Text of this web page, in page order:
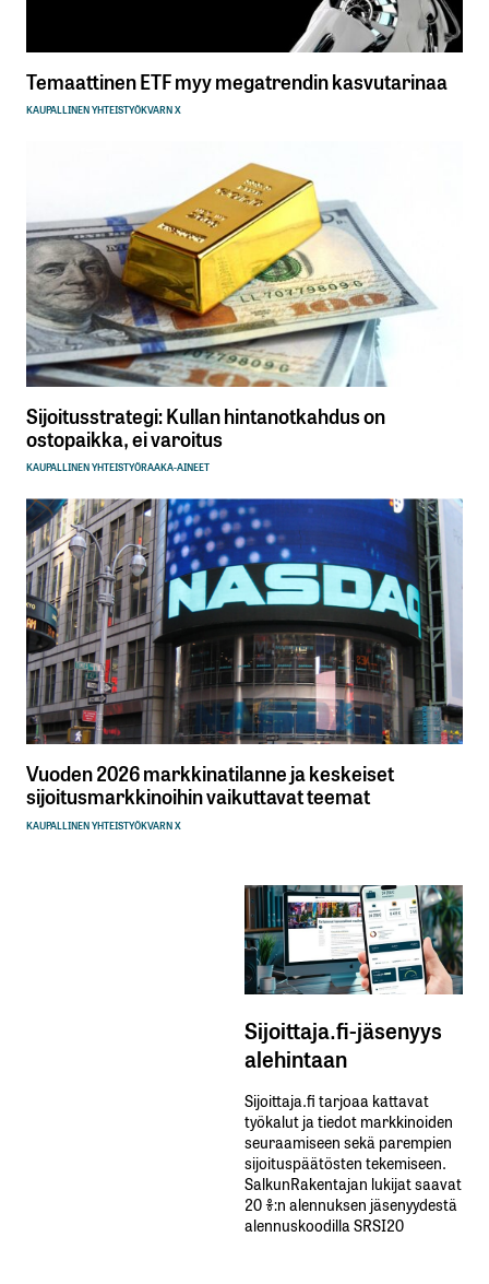
Temaattinen ETF myy megatrendin kasvutarinaa
KAUPALLINEN YHTEISTYÖKVARN X
Sijoitusstrategi: Kullan hintanotkahdus on
ostopaikka, ei varoitus
KAUPALLINEN YHTEISTYÖRAAKA-AINEET
Vuoden 2026 markkinatilanne ja keskeiset
sijoitusmarkkinoihin vaikuttavat teemat
KAUPALLINEN YHTEISTYÖKVARN X
Sijoittaja.fi-jäsenyys
alehintaan
Sijoittaja.fi tarjoaa kattavat
työkalut ja tiedot markkinoiden
seuraamiseen sekä parempien
sijoituspäätösten tekemiseen.
SalkunRakentajan lukijat saavat
20 %:n alennuksen jäsenyydestä
alennuskoodilla SRSI20